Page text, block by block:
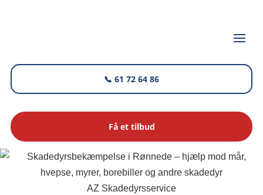
📞 61 72 64 86
Få et tilbud
AZ Skadedyrsservice